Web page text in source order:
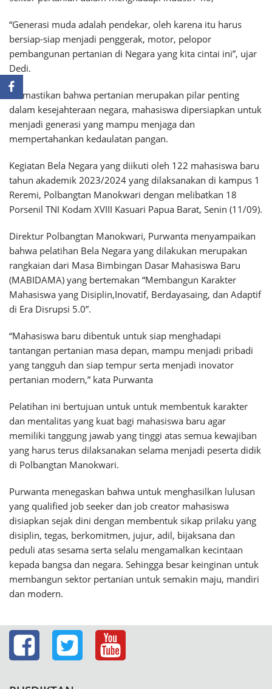
“Generasi muda adalah pendekar, oleh karena itu harus
bersiap-siap menjadi penggerak, motor, pelopor
pembangunan pertanian di Negara yang kita cintai ini”, ujar
Dedi.
Memastikan bahwa pertanian merupakan pilar penting
dalam kesejahteraan negara, mahasiswa dipersiapkan untuk
menjadi generasi yang mampu menjaga dan
mempertahankan kedaulatan pangan.
Kegiatan Bela Negara yang diikuti oleh 122 mahasiswa baru
tahun akademik 2023/2024 yang dilaksanakan di kampus 1
Reremi, Polbangtan Manokwari dengan melibatkan 18
Porsenil TNI Kodam XVIII Kasuari Papua Barat, Senin (11/09).
Direktur Polbangtan Manokwari, Purwanta menyampaikan
bahwa pelatihan Bela Negara yang dilakukan merupakan
rangkaian dari Masa Bimbingan Dasar Mahasiswa Baru
(MABIDAMA) yang bertemakan “Membangun Karakter
Mahasiswa yang Disiplin,Inovatif, Berdayasaing, dan Adaptif
di Era Disrupsi 5.0”.
“Mahasiswa baru dibentuk untuk siap menghadapi
tantangan pertanian masa depan, mampu menjadi pribadi
yang tangguh dan siap tempur serta menjadi inovator
pertanian modern,” kata Purwanta
Pelatihan ini bertujuan untuk untuk membentuk karakter
dan mentalitas yang kuat bagi mahasiswa baru agar
memiliki tanggung jawab yang tinggi atas semua kewajiban
yang harus terus dilaksanakan selama menjadi peserta didik
di Polbangtan Manokwari.
Purwanta menegaskan bahwa untuk menghasilkan lulusan
yang qualified job seeker dan job creator mahasiswa
disiapkan sejak dini dengan membentuk sikap prilaku yang
disiplin, tegas, berkomitmen, jujur, adil, bijaksana dan
peduli atas sesama serta selalu mengamalkan kecintaan
kepada bangsa dan negara. Sehingga besar keinginan untuk
membangun sektor pertanian untuk semakin maju, mandiri
dan modern.